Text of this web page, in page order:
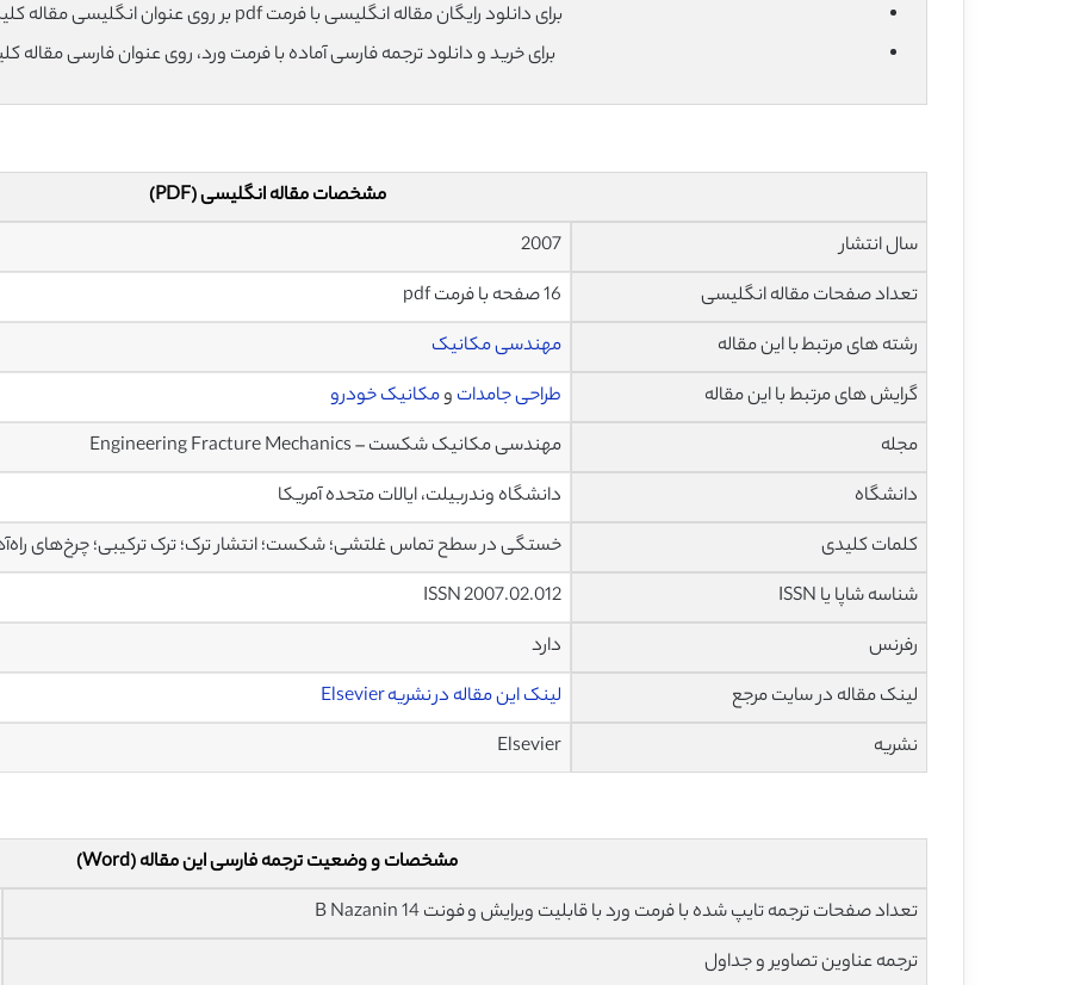
برای دانلود رایگان مقاله انگلیسی با فرمت pdf بر روی عنوان انگلیسی مقاله کلیک نمایید.
برای خرید و دانلود ترجمه فارسی آماده با فرمت ورد، روی عنوان فارسی مقاله
مشخصات مقاله انگلیسی (PDF)
سال انتشار
2007
تعداد صفحات مقاله انگلیسی
16 صفحه با فرمت pdf
رشته های مرتبط با این مقاله
مهندسی مکانیک
گرایش های مرتبط با این مقاله
طراحی جامدات ومکانیک خودرو
مجله
مهندسی مکانیک شکست – Engineering Fracture Mechanics
دانشگاه
دانشگاه وندربیلت، ایالات متحده آمریکا
کلمات کلیدی
خستگی در سطح تماس غلتشی؛ شکست؛ انتشار ترک؛ ترک ترکیبی؛ چرخ‌های
شناسه شاپا یا ISSN
ISSN 2007.02.012
رفرنس
دارد
لینک مقاله در سایت مرجع
لینک این مقاله در نشریه Elsevier
نشریه
Elsevier
مشخصات و وضعیت ترجمه فارسی این مقاله (Word)
تعداد صفحات ترجمه تایپ شده با فرمت ورد با قابلیت ویرایش و فونت 14 B Nazanin
ترجمه عناوین تصاویر و جداول